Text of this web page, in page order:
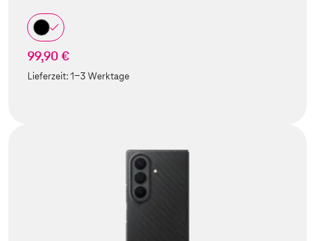
99,90 €
Lieferzeit:1-3 Werktage